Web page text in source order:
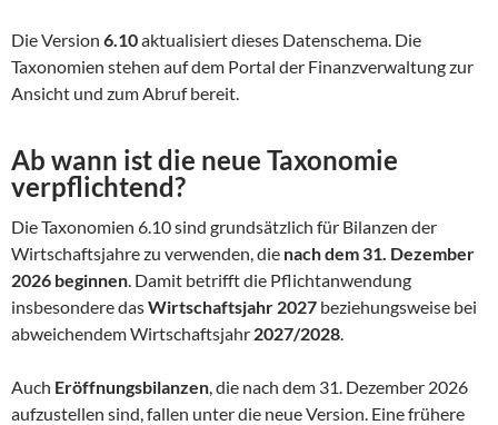
Die Version 6.10aktualisiert dieses Datenschema. Die
Taxonomien stehen auf dem Portal der Finanzverwaltung zur
Ansicht und zum Abruf bereit.
Ab wann ist die neue Taxonomie
verpflichtend?
Die Taxonomien 6.10 sind grundsätzlich für Bilanzen der
Wirtschaftsjahre zu verwenden, die nach dem 31. Dezember
2026 beginnen . Damit betrifft die Pflichtanwendung
insbesondere dasWirtschaftsjahr 2027 beziehungsweise bei
abweichendem Wirtschaftsjahr 2027/2028
Auch Eröffnungsbilanzen , die nach dem 31. Dezember 2026
aufzustellen sind, fallen unter die neue Version. Eine frühere